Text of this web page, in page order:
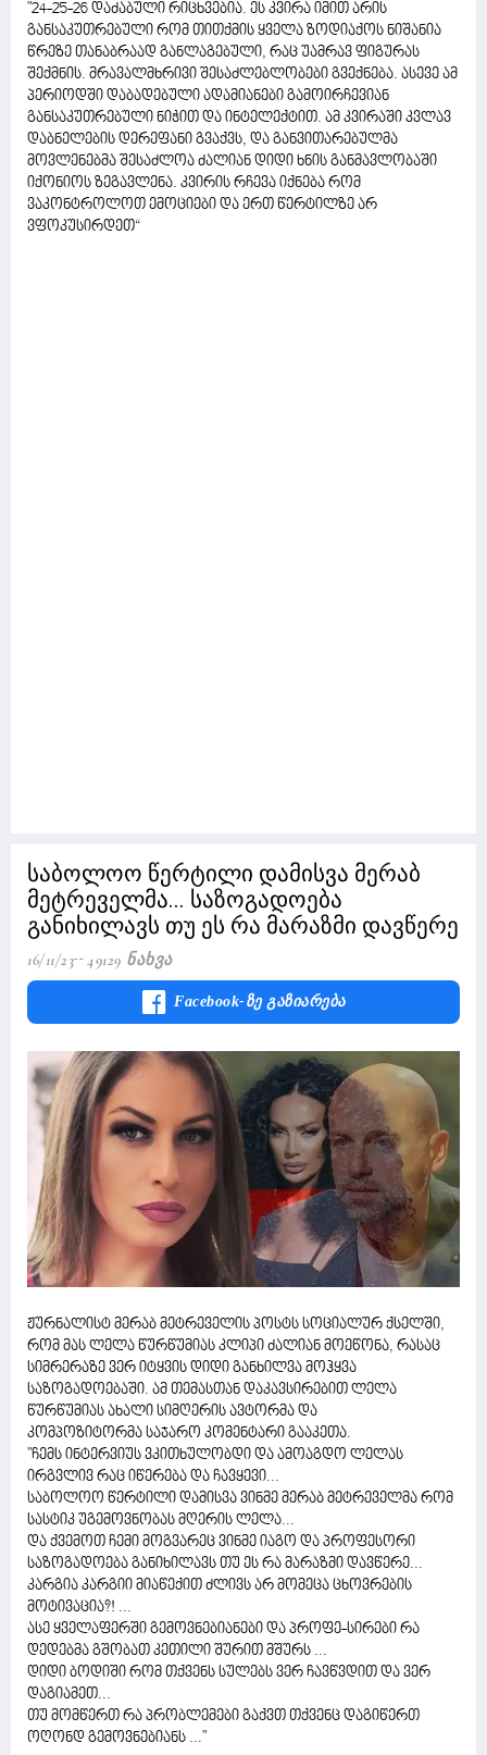
"24-25-26 დაძაბული რიცხვებია. ეს კვირა იმით არის
განსაკუთრებული რომ თითქმის ყველა ზოდიაქოს ნიშანია
წრეზე თანაბრაად განლაგებული, რაც უამრავ ფიგურას
შექმნის. მრავალმხრივი შესაძლებლობები გვექნება. ასევე ამ
პერიოდში დაბადებული ადამიანები გამოირჩევიან
განსაკუთრებული ნიჭით და ინტელექტით. ამ კვირაში კვლავ
დაბნელების დერეფანი გვაქვს, და განვითარებულმა
მოვლენებმა შესაძლოა ძალიან დიდი ხნის განმავლობაში
იქონიოს ზეგავლენა. კვირის რჩევა იქნება რომ
ვაკონტროლოთ ემოციები და ერთ წერტილზე არ
ვფოკუსირდეთ“
საბოლოო წერტილი დამისვა მერაბ
მეტრეველმა... საზოგადოება
განიხილავს თუ ეს რა მარაზმი დავწერე
16/11/23 49129 Ნახვა
Facebook-Ზე Გაზიარება
ჟურნალისტ მერაბ მეტრეველის პოსტს სოციალურ ქსელში,
რომ მას ლელა წურწუმიას კლიპი ძალიან მოეწონა, რასაც
სიმრერაზე ვერ იტყვის დიდი განხილვა მოჰყვა
საზოგადოებაში. ამ თემასთან დაკავსირებით ლელა
წურწუმიას ახალი სიმღერის ავტორმა და
კომპოზიტორმა საჯარო კომენტარი გააკეთა.
"ჩემს ინტერვიუს ვკითხულობდი და ამოაგდო ლელას
ირგვლივ რაც იწერება და ჩავყევი...
საბოლოო წერტილი დამისვა ვინმე მერაბ მეტრეველმა რომ
სასტიკ უგემოვნობას მღერის ლელა...
და ქვემოთ ჩემი მოგვარეც ვინმე იაგო და პროფესორი
საზოგადოება განიხილავს თუ ეს რა მარაზმი დავწერე...
კარგია კარგიი მიაწექით ძლივს არ მომეცა ცხოვრების
მოტივაცია?! ...
ასე ყველაფერში გემოვნებიანები და პროფე-სირები რა
დედებმა გშობათ კეთილი შურით მშურს ...
დიდი ბოდიში რომ თქვენს სულებს ვერ ჩავწვდით და ვერ
დაგიამეთ...
თუ მომწერთ რა პრობლემები გაქვთ თქვენც დაგიწერთ
ოღონდ გემოვნებიანს ..."